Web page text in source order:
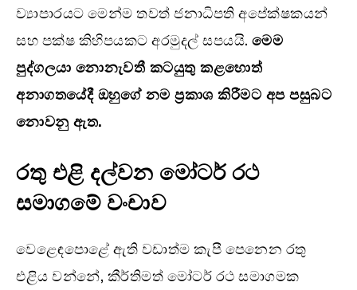
ව්‍යාපාරයට මෙන්ම තවත් ජනාධිපති අපේක්ෂකයන්
සහ පක්ෂ කිහිපයකට අරමුදල් සපයයි. මෙම
පුද්ගලයා නොනැවතී කටයුතු කළහොත්
අනාගතයේදී ඔහුගේ නම ප්‍රකාශ කිරීමට අප පසුබට
නොවනු ඇත.
රතු එළි දල්වන මෝටර් රථ
සමාගමේ වංචාව
වෙළෙඳපොළේ ඇති වඩාත්ම කැපී පෙනෙන රතු
එළිය වන්නේ, කීර්තිමත් මෝටර් රථ සමාගමක